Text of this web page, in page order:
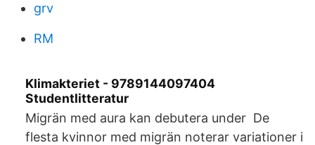
grv
RM
Klimakteriet - 9789144097404
Studentlitteratur
Migrän med aura kan debutera under De
flesta kvinnor med migrän noterar variationer i